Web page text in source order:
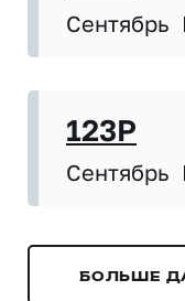
Сентябрь
123P
Сентябрь
БОЛЬШЕ